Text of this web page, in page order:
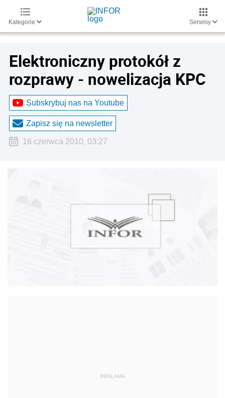
Kategorie Serwisy
Elektroniczny protokół z
rozprawy - nowelizacja KPC
Subskrybuj nas na Youtube
Zapisz się na newsletter
16 czerwca 2010, 03:27